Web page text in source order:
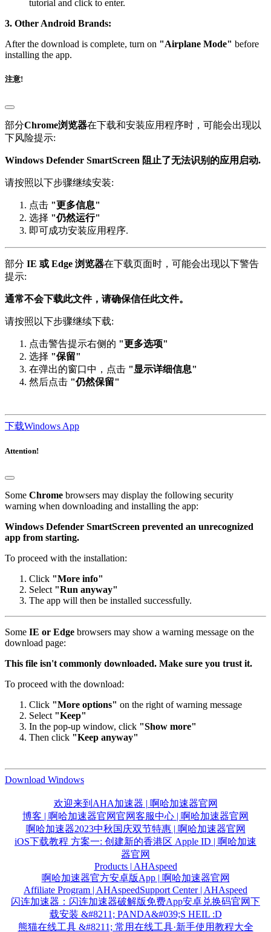
tutorial and click to enter.
3. Other Android Brands:
After the download is complete, turn on "Airplane Mode" before
installing the app.
注意!
部分Chrome浏览器在下载和安装应用程序时，可能会出现以
下风险提示:
Windows Defender SmartScreen 阻止了无法识别的应用启动.
请按照以下步骤继续安装:
点击 "更多信息"
选择 "仍然运行"
即可成功安装应用程序.
部分 IE 或 Edge 浏览器在下载页面时，可能会出现以下警告
提示:
通常不会下载此文件，请确保信任此文件。
请按照以下步骤继续下载:
点击警告提示右侧的 "更多选项"
选择 "保留"
在弹出的窗口中，点击 "显示详细信息"
然后点击 "仍然保留"
下载Windows App
Attention!
Some Chrome browsers may display the following security
warning when downloading and installing the app:
Windows Defender SmartScreen prevented an unrecognized
app from starting.
To proceed with the installation:
Click "More info"
Select "Run anyway"
The app will then be installed successfully.
Some IE or Edge browsers may show a warning message on the
download page:
This file isn't commonly downloaded. Make sure you trust it.
To proceed with the download:
Click "More options" on the right of warning message
Select "Keep"
In the pop-up window, click "Show more"
Then click "Keep anyway"
Download Windows
欢迎来到AHA加速器 | 啊哈加速器官网
博客 | 啊哈加速器官网官网客服中心 | 啊哈加速器官网
啊哈加速器2023中秋国庆双节特惠 | 啊哈加速器官网
iOS下载教程 方案一: 创建新的香港区 Apple ID | 啊哈加速
器官网
Products | AHAspeed
啊哈加速器官方安卓版App | 啊哈加速器官网
Affiliate Program | AHAspeedSupport Center | AHAspeed
闪连加速器：闪连加速器破解版免费App安卓兑换码官网下
载安装 &#8211; PANDA&#039;S HEIL :D
熊猫在线工具 &#8211; 常用在线工具·新手使用教程大全